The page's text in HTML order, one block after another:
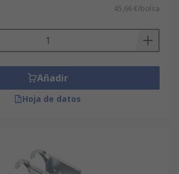
45,66 €/bolsa
Añadir
Hoja de datos